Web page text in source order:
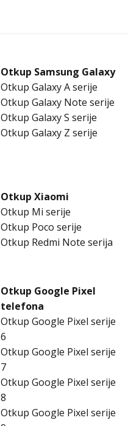
Otkup Samsung Galaxy
Otkup Galaxy A serije
Otkup Galaxy Note serije
Otkup Galaxy S serije
Otkup Galaxy Z serije
Otkup Xiaomi
Otkup Mi serije
Otkup Poco serije
Otkup Redmi Note serija
Otkup Google Pixel
telefona
Otkup Google Pixel serije
6
Otkup Google Pixel serije
7
Otkup Google Pixel serije
8
Otkup Google Pixel serije